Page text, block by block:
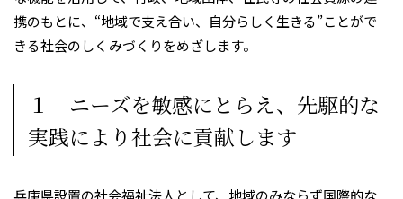
携のもとに、“地域で支え合い、自分らしく生きる”ことがで
きる社会のしくみづくりをめざします。
１ ニーズを敏感にとらえ、先駆的な
実践により社会に貢献します
兵庫県設置の社会福祉法人として、地域のみならず国際的な